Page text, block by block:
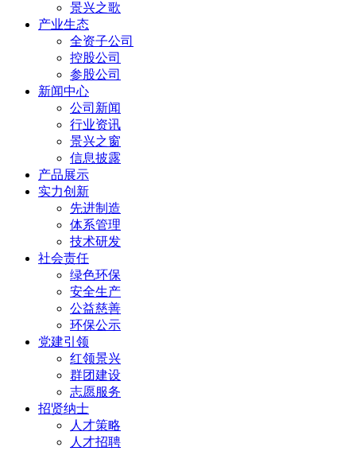
景兴之歌
产业生态
全资子公司
控股公司
参股公司
新闻中心
公司新闻
行业资讯
景兴之窗
信息披露
产品展示
实力创新
先进制造
体系管理
技术研发
社会责任
绿色环保
安全生产
公益慈善
环保公示
党建引领
红领景兴
群团建设
志愿服务
招贤纳士
人才策略
人才招聘